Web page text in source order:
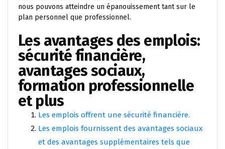
nous pouvons atteindre un épanouissement tant sur le
plan personnel que professionnel.
Les avantages des emplois:
sécurité financière,
avantages sociaux,
formation professionnelle
et plus
Les emplois offrent une sécurité financière.
Les emplois fournissent des avantages sociaux
et des avantages supplémentaires tels que